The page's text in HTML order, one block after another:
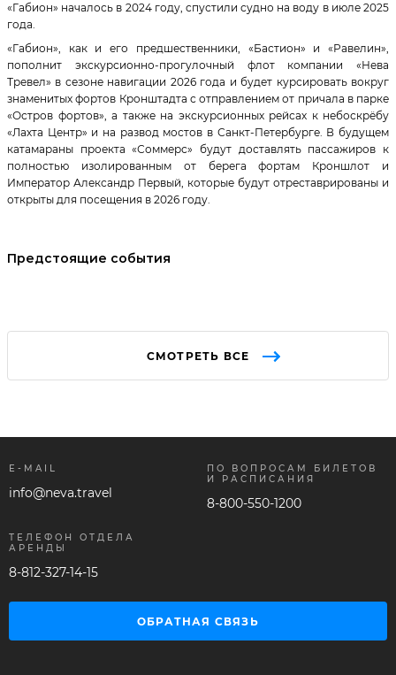
«Габион» началось в 2024 году, спустили судно на воду в июле 2025
года.
«Габион», как и его предшественники, «Бастион» и «Равелин»,
пополнит экскурсионно-прогулочный флот компании «Нева
Тревел» в сезоне навигации 2026 года и будет курсировать вокруг
знаменитых фортов Кронштадта с отправлением от причала в парке
«Остров фортов», а также на экскурсионных рейсах к небоскрёбу
«Лахта Центр» и на развод мостов в Санкт-Петербурге. В будущем
катамараны проекта «Соммерс» будут доставлять пассажиров к
полностью изолированным от берега фортам Кроншлот и
Император Александр Первый, которые будут отреставрированы и
открыты для посещения в 2026 году.
Предстоящие события
СМОТРЕТЬ ВСЕ
E-MAIL
info@neva.travel
ПО ВОПРОСАМ БИЛЕТОВ
И РАСПИСАНИЯ
8-800-550-1200
ТЕЛЕФОН ОТДЕЛА
АРЕНДЫ
8-812-327-14-15
ОБРАТНАЯ СВЯЗЬ